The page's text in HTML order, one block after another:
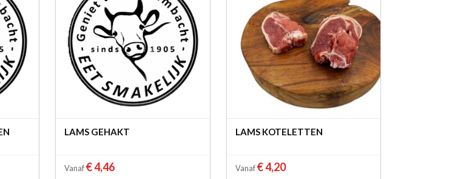
LAMS GEHAKT
Vanaf € 4,46
LAMS KOTELETTEN
Vanaf € 4,20